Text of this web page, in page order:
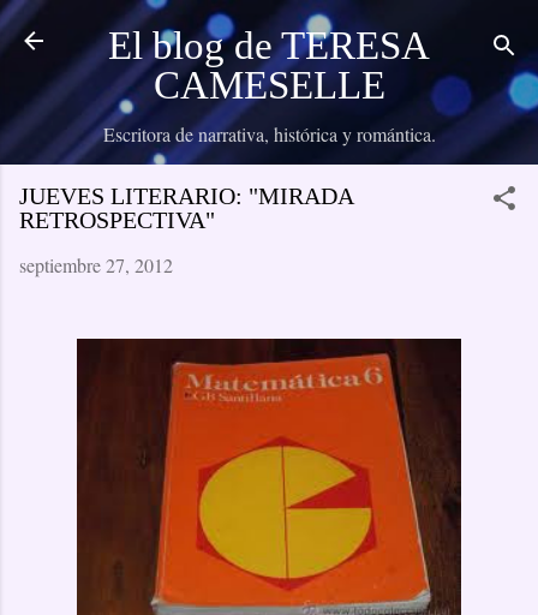
Ir al contenido principal
El blog de TERESA
CAMESELLE
Escritora de narrativa, histórica y romántica.
JUEVES LITERARIO: "MIRADA
RETROSPECTIVA"
septiembre 27, 2012